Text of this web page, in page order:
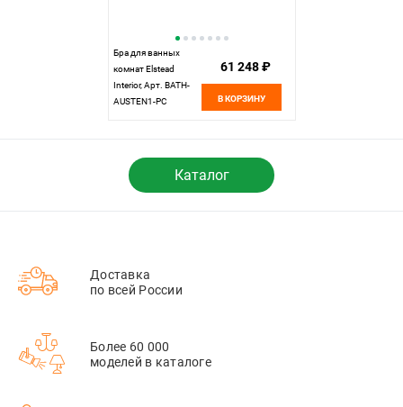
Бра для ванных
комнат Elstead
Interior, Арт. BATH-
AUSTEN1-PC
61 248 ₽
В КОРЗИНУ
Каталог
Доставка
по всей России
Более 60 000
моделей в каталоге